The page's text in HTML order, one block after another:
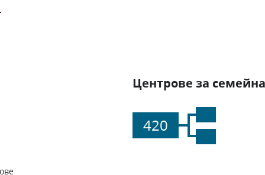
Центрове за
420